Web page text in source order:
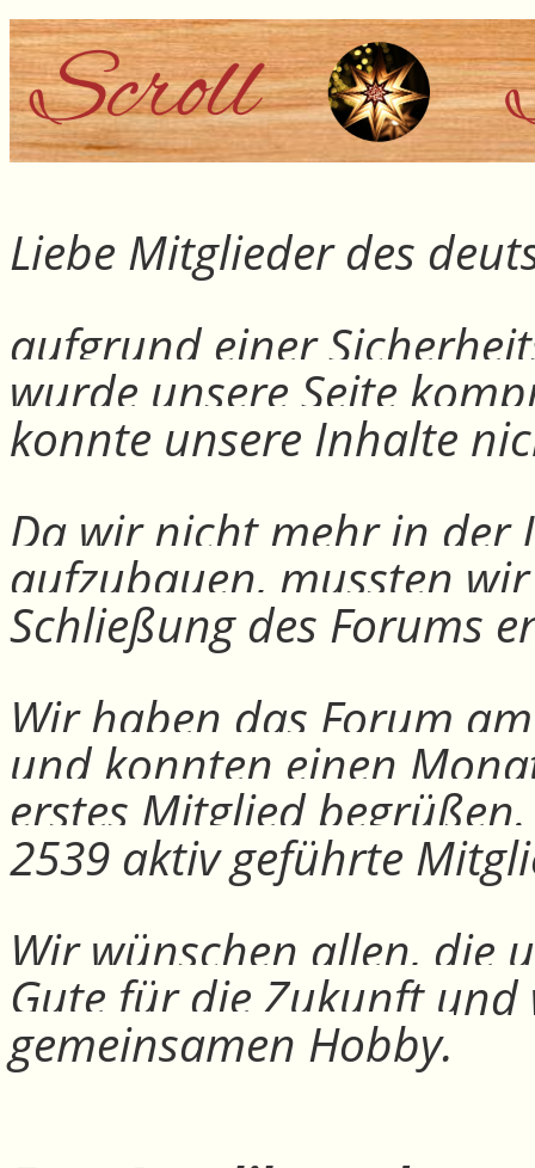
Liebe Mitglieder des
aufgrund einer
wurde unsere Seite
konnte unsere Inhalte
Da wir nicht mehr in der
aufzubauen, mussten
Schließung des Forums
Wir haben das Forum
und konnten einen
erstes Mitglied
2539 aktiv geführte
Wir wünschen allen, die
Gute für die Zukunft
gemeinsamen Hobby.